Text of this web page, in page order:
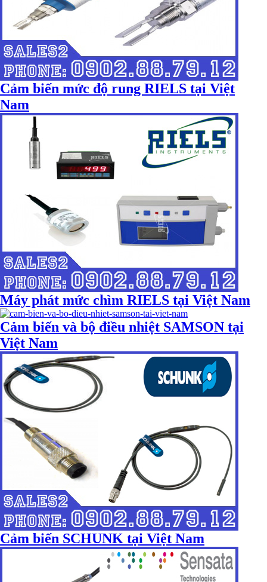
Cảm biến mức độ rung RIELS tại Việt
Nam
Máy phát mức chìm RIELS tại Việt Nam
Cảm biến và bộ điều nhiệt SAMSON tại
Việt Nam
Cảm biến SCHUNK tại Việt Nam